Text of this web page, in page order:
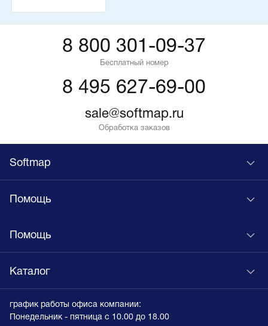
8 800 301-09-37
Бесплатный номер
8 495 627-69-00
sale@softmap.ru
Обработка заказов
Softmap
Помощь
Помощь
Каталог
график работы офиса компании:
Понедельник - пятница с 10.00 до 18.00